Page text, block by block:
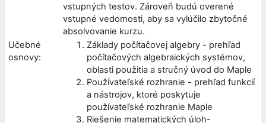
vstupných testov. Zároveň budú overené
vstupné vedomosti, aby sa vylúčilo zbytočné
absolvovanie kurzu.
Učebné
osnovy:
Základy počítačovej algebry - prehľad
počítačových algebraických systémov,
oblasti použitia a stručný úvod do Maple
Používateľské rozhranie - prehľad funkcií
a nástrojov, ktoré poskytuje
používateľské rozhranie Maple
Riešenie matematických úloh-